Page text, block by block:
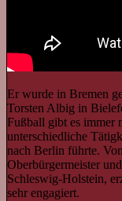
Er wurde in Bremen
Torsten Albig in
Fußball gibt es immer
unterschiedliche
nach Berlin führte.
Oberbürgermeister
Schleswig-Holstein,
sehr engagiert.